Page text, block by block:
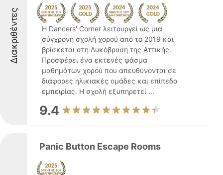
Διακριθέντες
Η Dancers' Corner λειτουργεί ως μια
σύγχρονη σχολή χορού από το 2019 και
βρίσκεται στη Λυκόβρυση της Αττικής.
Προσφέρει ένα εκτενές φάσμα
μαθημάτων χορού που απευθύνονται σε
διάφορες ηλικιακές ομάδες και επίπεδα
εμπειρίας. Η σχολή εξυπηρετεί ...
9.4
Panic Button Escape Rooms